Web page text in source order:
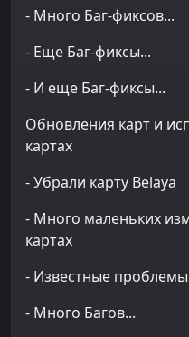
- Много Баг-фиксов...
- Еще Баг-фиксы...
- И еще Баг-фиксы...
Обновления карт и
картах
- Убрали карту Belaya
- Много маленьких
картах
- Известные проблемы
- Много Багов...